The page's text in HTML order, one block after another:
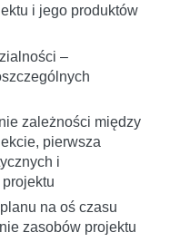
i jego produktów
–
zależności między
pierwsza
i
na oś czasu
zasobów projektu